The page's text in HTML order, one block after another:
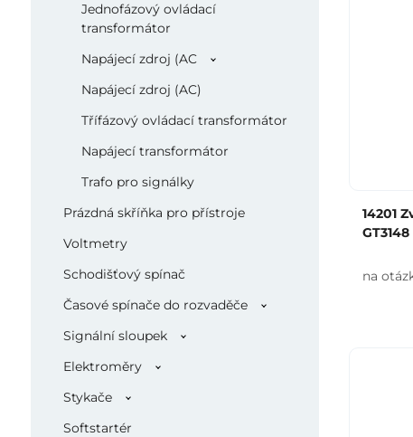
Jednofázový ovládací
transformátor
Napájecí zdroj (AC
Napájecí zdroj (AC)
Třífázový ovládací transformátor
Napájecí transformátor
Trafo pro signálky
Prázdná skříňka pro přístroje
Voltmetry
Schodišťový spínač
Časové spínače do rozvaděče
Signální sloupek
Elektroměry
Stykače
Softstartér
14201
GT3148
na